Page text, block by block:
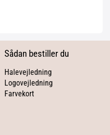
Sådan bestiller du
Halevejledning
Logovejledning
Farvekort